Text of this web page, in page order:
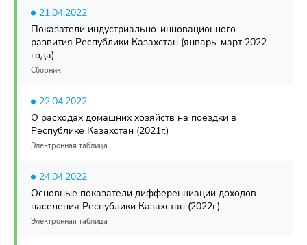
21.04.2022
Показатели индустриально-инновационного
развития Республики Казахстан (январь-март 2022
года)
Сборник
22.04.2022
О расходах домашних хозяйств на поездки в
Республике Казахстан (2021г.)
Электронная таблица
24.04.2022
Основные показатели дифференциации доходов
населения Республики Казахстан (2022г.)
Электронная таблица